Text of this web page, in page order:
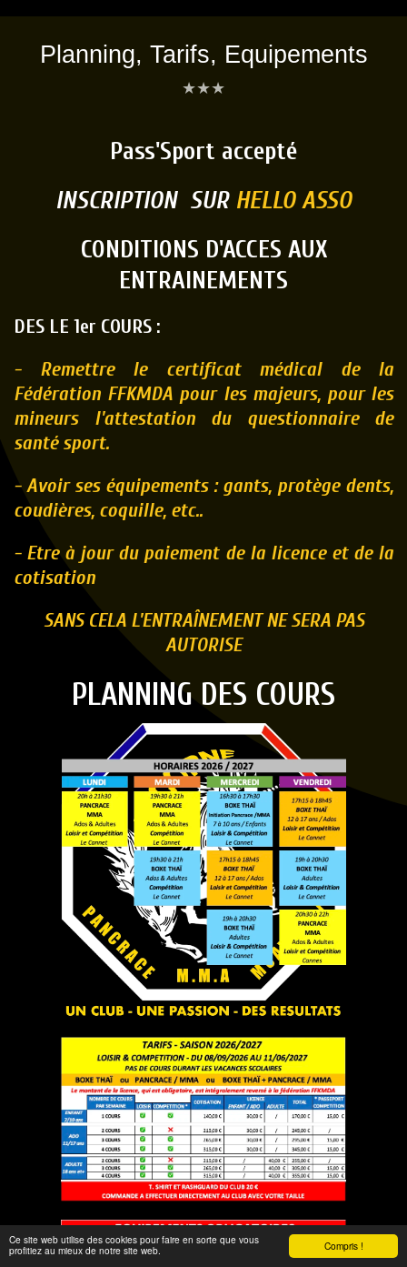
Compris !
Ce site web utilise des cookies pour faire en sorte que vous
profitiez au mieux de notre site web.
Planning, Tarifs, Equipements
★★★
Pass'Sport accepté
INSCRIPTION SUR HELLO ASSO
CONDITIONS D'ACCES AUX
ENTRAINEMENTS
DES LE 1er COURS :
- Remettre le certificat médical de la
Fédération FFKMDA pour les majeurs, pour les
mineurs l'attestation du questionnaire de
santé sport.
- Avoir ses équipements :gants, protège dents,
coudières, coquille, etc..
- Etre à jour du paiement de la licence et de la
cotisation
SANS CELA L'ENTRAÎNEMENT NE SERA PAS
AUTORISE
PLANNING DES COURS